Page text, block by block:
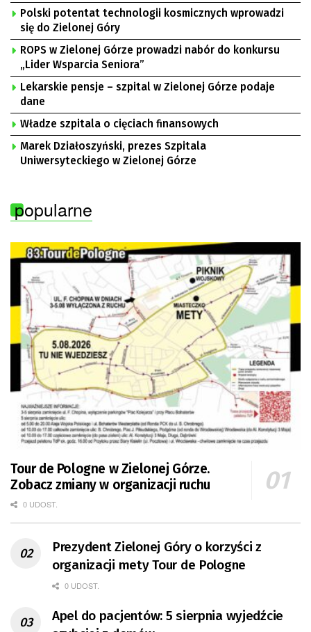
Polski potentat technologii kosmicznych wprowadzi
się do Zielonej Góry
ROPS w Zielonej Górze prowadzi nabór do konkursu
„Lider Wsparcia Seniora”
Lekarskie pensje – szpital w Zielonej Górze podaje
dane
Władze szpitala o cięciach finansowych
Marek Działoszyński, prezes Szpitala
Uniwersyteckiego w Zielonej Górze
popularne
Tour de Pologne w Zielonej Górze.
Zobacz zmiany w organizacji ruchu
0 UDOST.
Prezydent Zielonej Góry o korzyści z
organizacji mety Tour de Pologne
0 UDOST.
Apel do pacjentów: 5 sierpnia wyjedźcie